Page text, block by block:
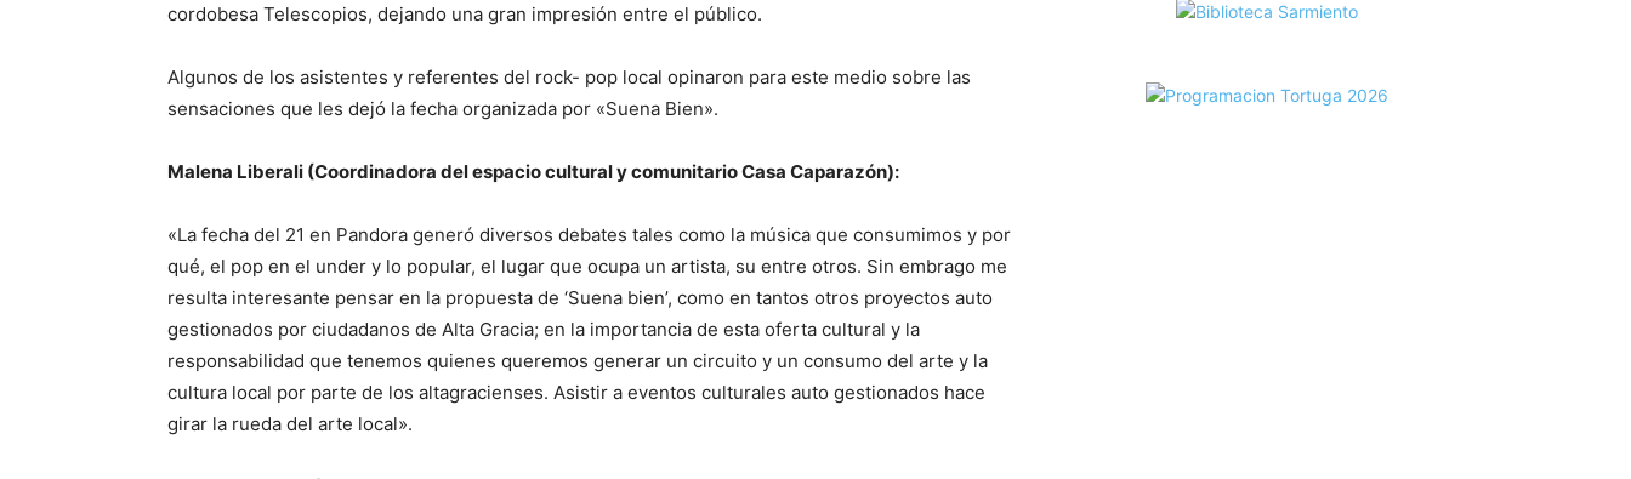
cordobesa Telescopios, dejando una gran impresión entre el público.
Algunos de los asistentes y referentes del rock- pop local opinaron para este medio sobre las
sensaciones que les dejó la fecha organizada por «Suena Bien».
Malena Liberali (Coordinadora del espacio cultural y comunitario Casa Caparazón):
«La fecha del 21 en Pandora generó diversos debates tales como la música que consumimos y por
qué, el pop en el under y lo popular, el lugar que ocupa un artista, su entre otros. Sin embrago me
resulta interesante pensar en la propuesta de ‘Suena bien’, como en tantos otros proyectos auto
gestionados por ciudadanos de Alta Gracia; en la importancia de esta oferta cultural y la
responsabilidad que tenemos quienes queremos generar un circuito y un consumo del arte y la
cultura local por parte de los altagracienses. Asistir a eventos culturales auto gestionados hace
girar la rueda del arte local».